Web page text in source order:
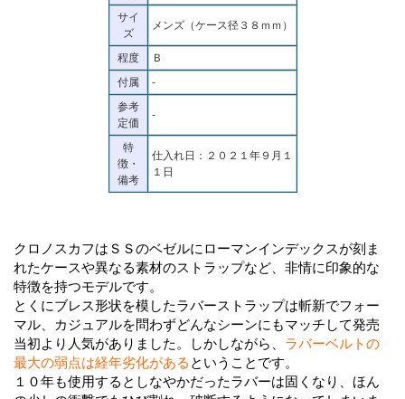
サイ
ズ
メンズ（ケース径３８ｍｍ）
程度
Ｂ
付属
-
参考
定価
-
特
徴・
備考
仕入れ日：２０２１年９月１
１日
クロノスカフはＳＳのベゼルにローマンインデックスが刻ま
れたケースや異なる素材のストラップなど、非情に印象的な
特徴を持つモデルです。
とくにブレス形状を模したラバーストラップは斬新でフォー
マル、カジュアルを問わずどんなシーンにもマッチして発売
当初より人気がありました。しかしながら、 ラバーベルトの
最大の弱点は経年劣化がある ということです。
１０年も使用するとしなやかだったラバーは固くなり、ほん